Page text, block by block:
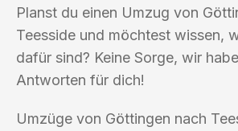
Planst du einen Umzug von
Teesside und möchtest wissen,
dafür sind? Keine Sorge, wir
Antworten für dich!
Umzüge von Göttingen nach